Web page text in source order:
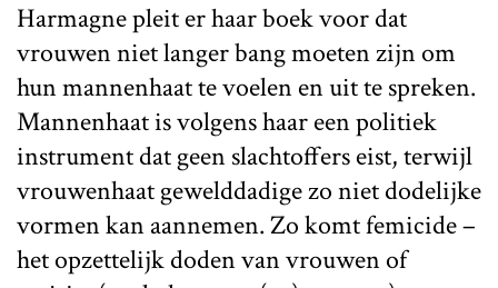
Harmagne pleit er haar boek voor dat
vrouwen niet langer bang moeten zijn om
hun mannenhaat te voelen en uit te spreken.
Mannenhaat is volgens haar een politiek
instrument dat geen slachtoffers eist, terwijl
vrouwenhaat gewelddadige zo niet dodelijke
vormen kan aannemen. Zo komt femicide –
het opzettelijk doden van vrouwen of